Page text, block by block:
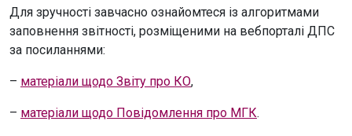
Для зручності завчасно ознайомтеся із алгоритмами
заповнення звітності, розміщеними на вебпорталі ДПС
за посиланнями:
– матеріали щодо Звіту про КО,
– матеріали щодо Повідомлення про МГК.